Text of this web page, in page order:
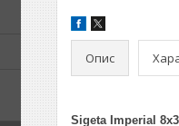
Опис
Sigeta Imperial